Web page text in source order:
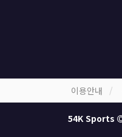
이용안내
54K Sports